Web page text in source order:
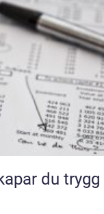
du trygg